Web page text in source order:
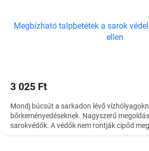
Megbízható talpbetétek a sarok
ellen
3 025 Ft
Mondj búcsút a sarkadon lévő
bőrkeményedéseknek. Nagyszerű
sarokvédők. A védők nem rontják cipőd